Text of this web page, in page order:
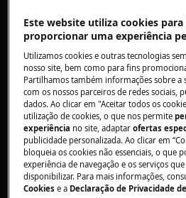
Quando há um aumento de
compartimento do
devido a uma falha de
indicadores de alarme e de
congelador piscam e o som
Para desativar o alarme:
1. Prima qualquer botão.
O som está desligado.
Este website utiliza cookies para
proporcionar uma experiência
Utilizamos cookies e outras tecnologias
nosso site, bem como para fins
Partilhamos também informações sobre a
com os nossos parceiros de redes sociais,
dados. Ao clicar em "Aceitar todos os
utilização de cookies, o que nos permite
experiência no site, adaptarofertas
publicidade personalizada. Ao clicar em
bloqueia os cookies não essenciais, o que
experiência de navegação e os serviços
disponibilizar. Para mais informações,
Cookies e a Declaração de Privacidade